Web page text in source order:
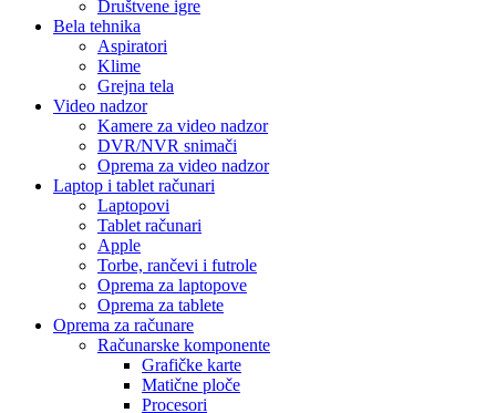
Društvene igre
Bela tehnika
Aspiratori
Klime
Grejna tela
Video nadzor
Kamere za video nadzor
DVR/NVR snimači
Oprema za video nadzor
Laptop i tablet računari
Laptopovi
Tablet računari
Apple
Torbe, rančevi i futrole
Oprema za laptopove
Oprema za tablete
Oprema za računare
Računarske komponente
Grafičke karte
Matične ploče
Procesori